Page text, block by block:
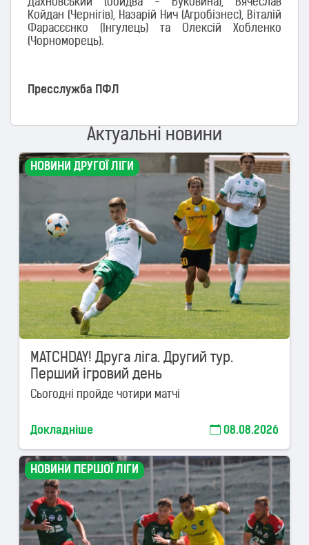
Дахновський (обидва - Буковина), Вячеслав
Койдан (Чернігів), Назарій Нич (Агробізнес), Віталій
Фарасєєнко (Інгулець) та Олексій Хобленко
(Чорноморець).
Пресслужба ПФЛ
Актуальні новини
НОВИНИ ДРУГОЇ ЛІГИ
MATCHDAY! Друга ліга. Другий тур.
Перший ігровий день
Сьогодні пройде чотири матчі
Докладніше 08.08.2026
НОВИНИ ПЕРШОЇ ЛІГИ